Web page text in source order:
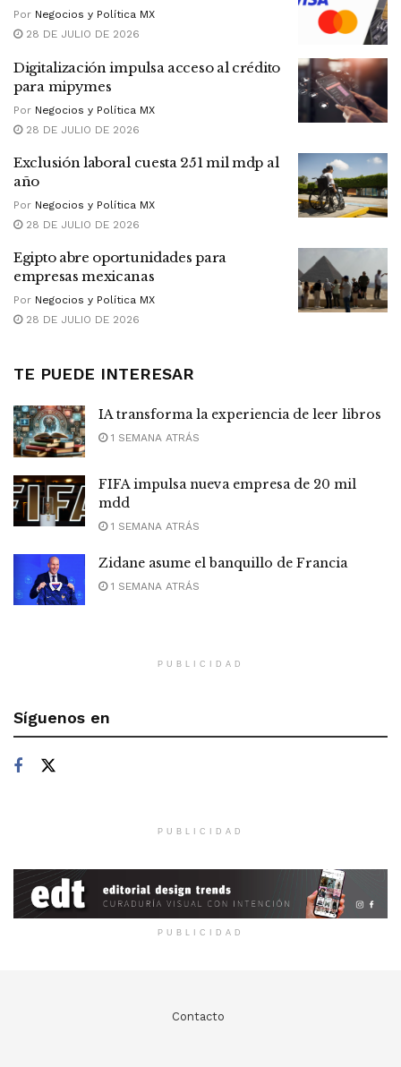
Por Negocios y Política MX
28 DE JULIO DE 2026
Digitalización impulsa acceso al crédito
para mipymes
Por Negocios y Política MX
28 DE JULIO DE 2026
Exclusión laboral cuesta 251 mil mdp al
año
Por Negocios y Política MX
28 DE JULIO DE 2026
Egipto abre oportunidades para
empresas mexicanas
Por Negocios y Política MX
28 DE JULIO DE 2026
TE PUEDE INTERESAR
IA transforma la experiencia de leer libros
1 SEMANA ATRÁS
FIFA impulsa nueva empresa de 20 mil
mdd
1 SEMANA ATRÁS
Zidane asume el banquillo de Francia
1 SEMANA ATRÁS
PUBLICIDAD
Síguenos en
PUBLICIDAD
PUBLICIDAD
Contacto